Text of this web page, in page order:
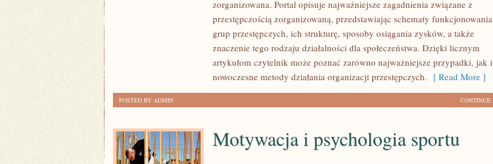
CZYTELNIKÓW
zorganizowana. Portal opisuje najważniejsze zagadnienia związane z
przestępczością zorganizowaną, przedstawiając schematy funkcjonowania
grup przestępczych, ich strukturę, sposoby osiągania zysków, a także
znaczenie tego rodzaju działalności dla społeczeństwa. Dzięki licznym
artykułom czytelnik może poznać zarówno najważniejsze przypadki, jak i
nowoczesne metody działania organizacji przestępczych. [ Read More ]
CONTINUE
POSTED BY ADMIN
Motywacja i psychologia sportu